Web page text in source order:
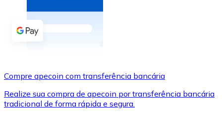
Comprar com dinheiro
Transferência SEPA
Use cartões Visa e Mastercard para comprar
Compre apecoin com transferência bancária
Realize sua compra de apecoin por transferência bancária
tradicional de forma rápida e segura.